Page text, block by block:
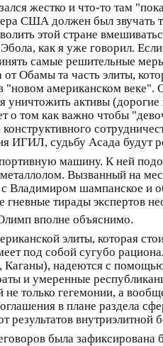
жестко и что-то там
США должен был
этой стране
как я уже говорил.
самые решительные
Обамы та часть элиты,
американском веке".
уничтожить активы
о том как важно чтобы
ИГИЛ, судьбу Асада будут
машину. К ней
Вызванный на
с Владимиром шампанское
гневные тирады экспертов
вполне объяснимо.
элиты, которая
под собой сугубо
надеются с
и умеренные
не только гегемонии, а
в плане раздела
результатов
была зафиксирована